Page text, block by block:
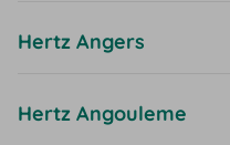
Hertz Angers
Hertz Angouleme